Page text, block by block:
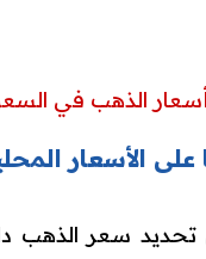
الذهب في
الأسعار
سعر الذهب